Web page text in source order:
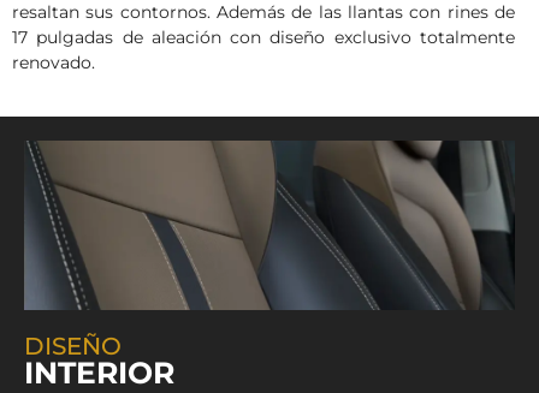
resaltan sus contornos. Además de las llantas con rines de
17 pulgadas de aleación con diseño exclusivo totalmente
renovado.
DISEÑO
INTERIOR